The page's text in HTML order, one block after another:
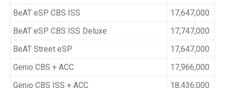
BeAT eSP CBS ISS
17,647,000
BeAT eSP CBS ISS Deluxe
17,747,000
BeAT Street eSP
17,647,000
Genio CBS + ACC
17,966,000
Genio CBS ISS + ACC
18,436,000